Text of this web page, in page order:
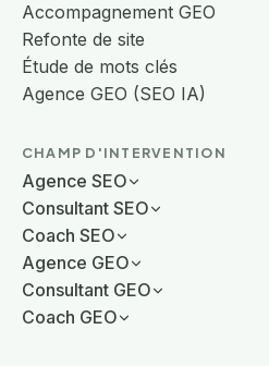
Accompagnement GEO
Refonte de site
Étude de mots clés
Agence GEO (SEO IA)
CHAMP D'INTERVENTION
Agence SEO
Consultant SEO
Coach SEO
Agence GEO
Consultant GEO
Coach GEO